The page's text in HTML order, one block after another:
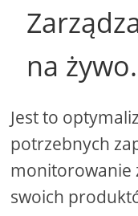
na żywo.
Jest to
potrzebnych
monitorowanie
swoich